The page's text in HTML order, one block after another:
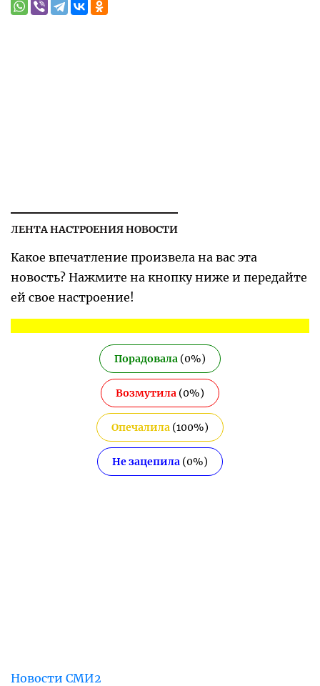
ЛЕНТА НАСТРОЕНИЯ НОВОСТИ
Какое впечатление произвела на вас эта
новость? Нажмите на кнопку ниже и передайте
ей свое настроение!
Порадовала (0%)
Возмутила (0%)
Опечалила (100%)
Не зацепила (0%)
Новости СМИ2